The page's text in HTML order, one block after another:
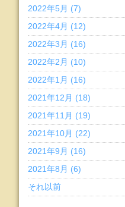
2022年5月 (7)
2022年4月 (12)
2022年3月 (16)
2022年2月 (10)
2022年1月 (16)
2021年12月 (18)
2021年11月 (19)
2021年10月 (22)
2021年9月 (16)
2021年8月 (6)
それ以前